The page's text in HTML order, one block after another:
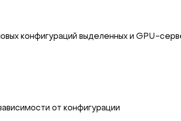
конфигураций выделенных и GPU-
от конфигурации